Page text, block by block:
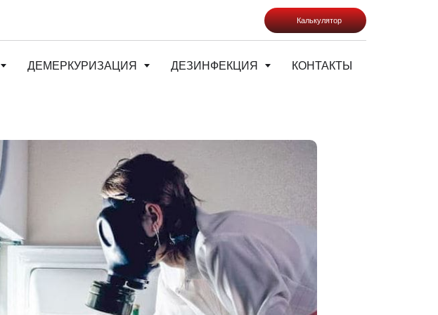
Калькулятор
ДЕМЕРКУРИЗАЦИЯ ДЕЗИНФЕКЦИЯ КОНТАКТЫ